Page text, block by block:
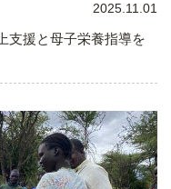
2025.11.01
支援と母子栄養指導を